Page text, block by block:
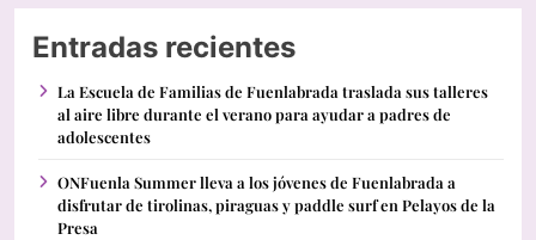
Entradas recientes
La Escuela de Familias de Fuenlabrada traslada sus talleres
al aire libre durante el verano para ayudar a padres de
adolescentes
ONFuenla Summer lleva a los jóvenes de Fuenlabrada a
disfrutar de tirolinas, piraguas y paddle surf en Pelayos de la
Presa